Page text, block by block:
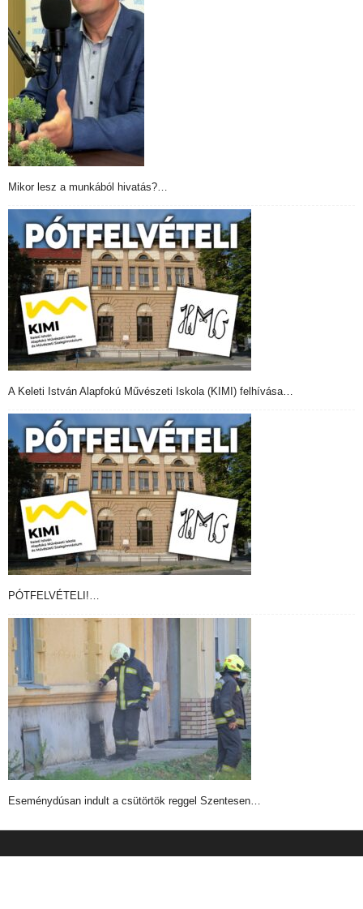
Mikor lesz a munkából hivatás?…
A Keleti István Alapfokú Művészeti Iskola (KIMI) felhívása…
PÓTFELVÉTELI!…
Eseménydúsan indult a csütörtök reggel Szentesen…